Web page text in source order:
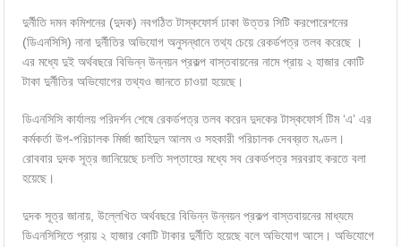
দুর্নীতি দমন কমিশনের (দুদক) নবগঠিত টাস্কফোর্স ঢাকা উত্তর সিটি করপোরেশনের
(ডিএনসিসি) নানা দুর্নীতির অভিযোগ অনুসন্ধানে তথ্য চেয়ে রেকর্ডপত্র তলব করেছে ।
এর মধ্যে দুই অর্থবছরে বিভিন্ন উন্নয়ন প্রকল্প বাস্তবায়নের নামে প্রায় ২ হাজার কোটি
টাকা দুর্নীতির অভিযোগের তথ্যও জানতে চাওয়া হয়েছে।
ডিএনসিসি কার্যালয় পরিদর্শন শেষে রেকর্ডপত্র তলব করেন দুদকের টাস্কফোর্স টিম ‘এ’ এর
কর্মকর্তা উপ-পরিচালক মির্জা জাহিদুল আলম ও সহকারী পরিচালক দেবব্রত মণ্ডল।
রোববার দুদক সূত্র জানিয়েছে চলতি সপ্তাহের মধ্যে সব রেকর্ডপত্র সরবরাহ করতে বলা
হয়েছে।
দুদক সূত্র জানায়, উল্লেখিত অর্থবছরে বিভিন্ন উন্নয়ন প্রকল্প বাস্তবায়নের মাধ্যমে
ডিএনসিসিতে প্রায় ২ হাজার কোটি টাকার দুর্নীতি হয়েছে বলে অভিযোগ আসে। অভিযোগে